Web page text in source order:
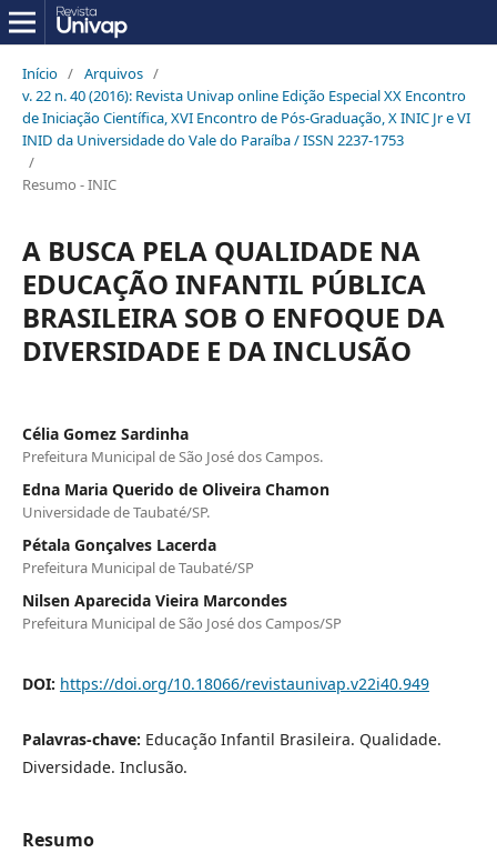
Início / Arquivos /
v. 22 n. 40 (2016): Revista Univap online Edição Especial XX Encontro
de Iniciação Científica, XVI Encontro de Pós-Graduação, X INIC Jr e VI
INID da Universidade do Vale do Paraíba / ISSN 2237-1753
/
Resumo - INIC
A BUSCA PELA QUALIDADE NA
EDUCAÇÃO INFANTIL PÚBLICA
BRASILEIRA SOB O ENFOQUE DA
DIVERSIDADE E DA INCLUSÃO
Célia Gomez Sardinha
Prefeitura Municipal de São José dos Campos.
Edna Maria Querido de Oliveira Chamon
Universidade de Taubaté/SP.
Pétala Gonçalves Lacerda
Prefeitura Municipal de Taubaté/SP
Nilsen Aparecida Vieira Marcondes
Prefeitura Municipal de São José dos Campos/SP
DOI: https://doi.org/10.18066/revistaunivap.v22i40.949
Palavras-chave: Educação Infantil Brasileira. Qualidade.
Diversidade. Inclusão.
Resumo